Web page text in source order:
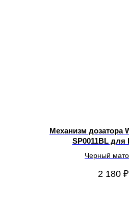
Механизм дозатора
SP0011BL для
Черный
2 180 ₽